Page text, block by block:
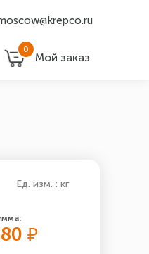
0
Мой заказ
Ед. изм. : кг
₽